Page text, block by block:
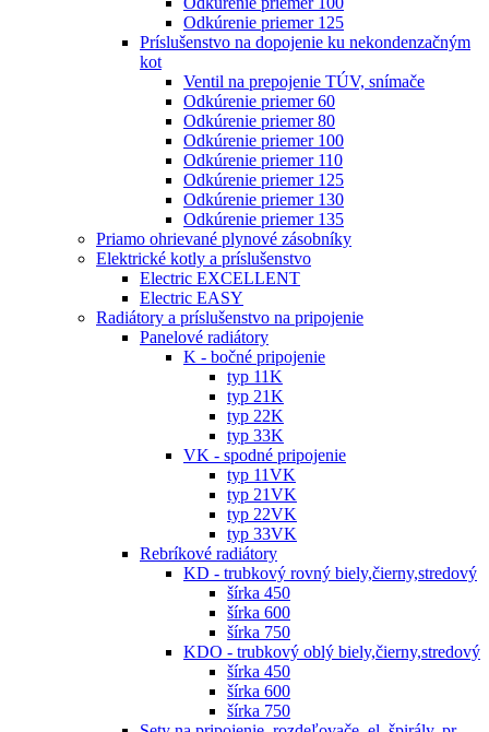
Odkúrenie priemer 125
Príslušenstvo na dopojenie ku nekondenzačným
kot
Ventil na prepojenie TÚV, snímače
Odkúrenie priemer 60
Odkúrenie priemer 80
Odkúrenie priemer 100
Odkúrenie priemer 110
Odkúrenie priemer 125
Odkúrenie priemer 130
Odkúrenie priemer 135
Priamo ohrievané plynové zásobníky
Elektrické kotly a príslušenstvo
Electric EXCELLENT
Electric EASY
Radiátory a príslušenstvo na pripojenie
Panelové radiátory
K - bočné pripojenie
typ 11K
typ 21K
typ 22K
typ 33K
VK - spodné pripojenie
typ 11VK
typ 21VK
typ 22VK
typ 33VK
Rebríkové radiátory
KD - trubkový rovný biely,čierny,stredový
šírka 450
šírka 600
šírka 750
KDO - trubkový oblý biely,čierny,stredový
šírka 450
šírka 600
šírka 750